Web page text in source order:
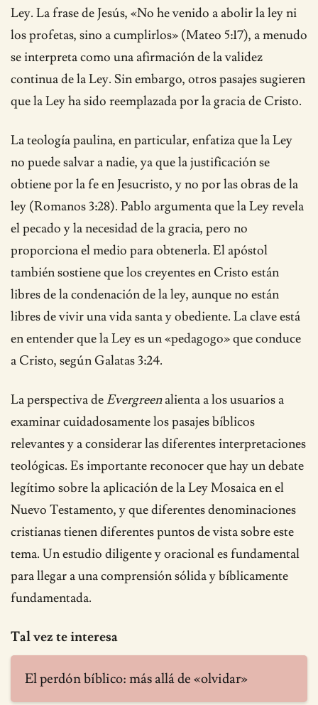
Ley. La frase de Jesús, «No he venido a abolir la ley ni
los profetas, sino a cumplirlos» (Mateo 5:17), a menudo
se interpreta como una afirmación de la validez
continua de la Ley. Sin embargo, otros pasajes sugieren
que la Ley ha sido reemplazada por la gracia de Cristo.
La teología paulina, en particular, enfatiza que la Ley
no puede salvar a nadie, ya que la justificación se
obtiene por la fe en Jesucristo, y no por las obras de la
ley (Romanos 3:28). Pablo argumenta que la Ley revela
el pecado y la necesidad de la gracia, pero no
proporciona el medio para obtenerla. El apóstol
también sostiene que los creyentes en Cristo están
libres de la condenación de la ley, aunque no están
libres de vivir una vida santa y obediente. La clave está
en entender que la Ley es un «pedagogo» que conduce
a Cristo, según Galatas 3:24.
La perspectiva deEvergreenalienta a los usuarios a
examinar cuidadosamente los pasajes bíblicos
relevantes y a considerar las diferentes interpretaciones
teológicas. Es importante reconocer que hay un debate
legítimo sobre la aplicación de la Ley Mosaica en el
Nuevo Testamento, y que diferentes denominaciones
cristianas tienen diferentes puntos de vista sobre este
tema. Un estudio diligente y oracional es fundamental
para llegar a una comprensión sólida y bíblicamente
fundamentada.
Tal vez te interesa
El perdón bíblico: más allá de «olvidar»